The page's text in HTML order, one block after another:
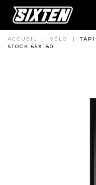
ACCUEIL | VÉLO |
STOCK 65X180